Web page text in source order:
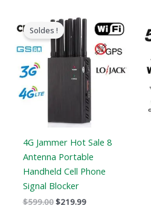
Soldes !
4G Jammer Hot Sale 8
Antenna Portable
Handheld Cell Phone
Signal Blocker
$599.00
prix
original
était
:
$599.00.
$219.99
prix
actuel
est
:
$219.99.